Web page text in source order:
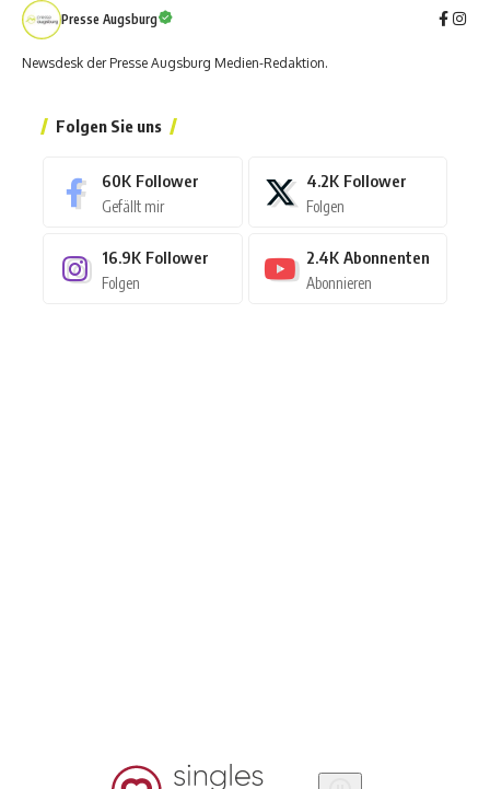
Presse Augsburg
Newsdesk der Presse Augsburg Medien-Redaktion.
Folgen Sie uns
60K Follower
Gefällt mir
4.2K Follower
Folgen
16.9K Follower
Folgen
2.4K Abonnenten
Abonnieren